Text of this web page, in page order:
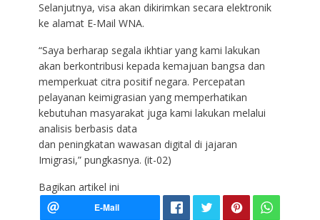
Selanjutnya, visa akan dikirimkan secara elektronik
ke alamat E-Mail WNA.
“Saya berharap segala ikhtiar yang kami lakukan
akan berkontribusi kepada kemajuan bangsa dan
memperkuat citra positif negara. Percepatan
pelayanan keimigrasian yang memperhatikan
kebutuhan masyarakat juga kami lakukan melalui
analisis berbasis data
dan peningkatan wawasan digital di jajaran
Imigrasi,” pungkasnya. (it-02)
Bagikan artikel ini